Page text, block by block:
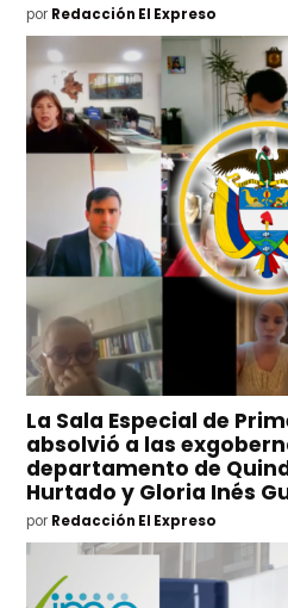
por Redacción El Expreso
La Sala Especial de
absolvió a las
departamento de
Hurtado y Gloria Inés
por Redacción El Expreso